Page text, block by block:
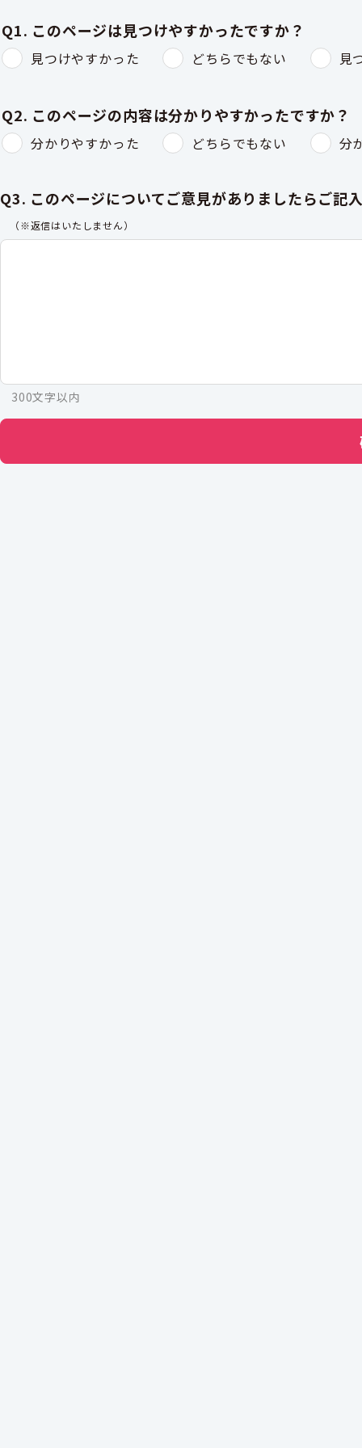
Q1. このページは見つけやすかったですか？
見つけやすかった どちらでもない 見
Q2. このページの内容は分かりやすかったですか？
分かりやすかった どちらでもない 分
Q3. このページについてご意見がありましたらご記
（※返信はいたしません）
300文字以内